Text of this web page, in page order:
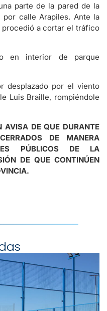
parte de la pared de la
por calle Arapiles. Ante la
a cortar el tráfico
en interior de parque
desplazado por el viento
Luis Braille, rompiéndole
AVISA DE QUE DURANTE
DE MANERA
PÚBLICOS DE LA
DE QUE CONTINÚEN